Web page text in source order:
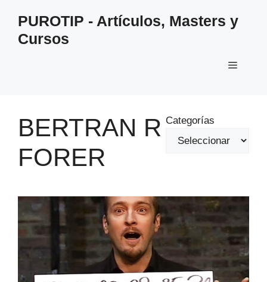
contenido
PUROTIP - Artículos, Masters y
Cursos
Menú
BERTRAN R
FORER
Categorías